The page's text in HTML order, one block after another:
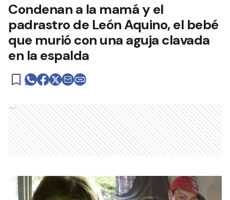
Condenan a la mamá y el
padrastro de León Aquino, el bebé
que murió con una aguja clavada
en la espalda
Ads